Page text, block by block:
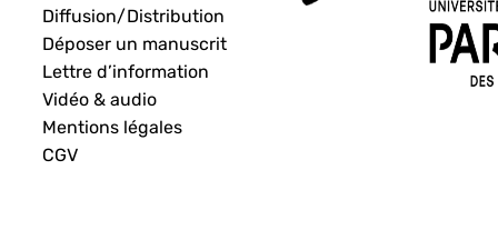
Diffusion/Distribution
Déposer un manuscrit
Lettre d’information
Vidéo & audio
Mentions légales
CGV